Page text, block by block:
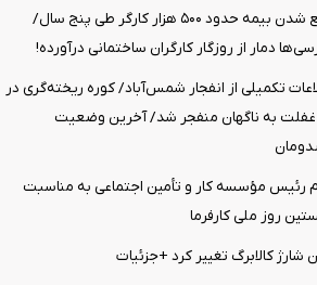
قطع شدن بیمه حدود ۵۰۰ هزار کارگر طی پنج سال/
دمار از روزگار کارگران ساختمانی درآورده!
تکمیلی از انفجار شمس‌آباد/ کوره ریخته‌گری در
غفلت به ناگهان منفجر شد/ آخرین وضعیت
رئیس مؤسسه کار و تأمین اجتماعی به مناسبت
روز ملی کارفرما
شارژ کالابرگ تغییر کرد +جزئیات